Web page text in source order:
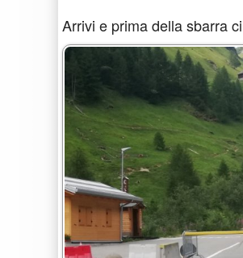
Arrivi e prima della sbarra